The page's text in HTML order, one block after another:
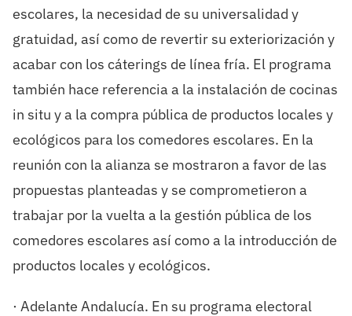
escolares, la necesidad de su universalidad y
gratuidad, así como de revertir su exteriorización y
acabar con los cáterings de línea fría. El programa
también hace referencia a la instalación de cocinas
in situ y a la compra pública de productos locales y
ecológicos para los comedores escolares. En la
reunión con la alianza se mostraron a favor de las
propuestas planteadas y se comprometieron a
trabajar por la vuelta a la gestión pública de los
comedores escolares así como a la introducción de
productos locales y ecológicos.
· Adelante Andalucía. En su programa electoral